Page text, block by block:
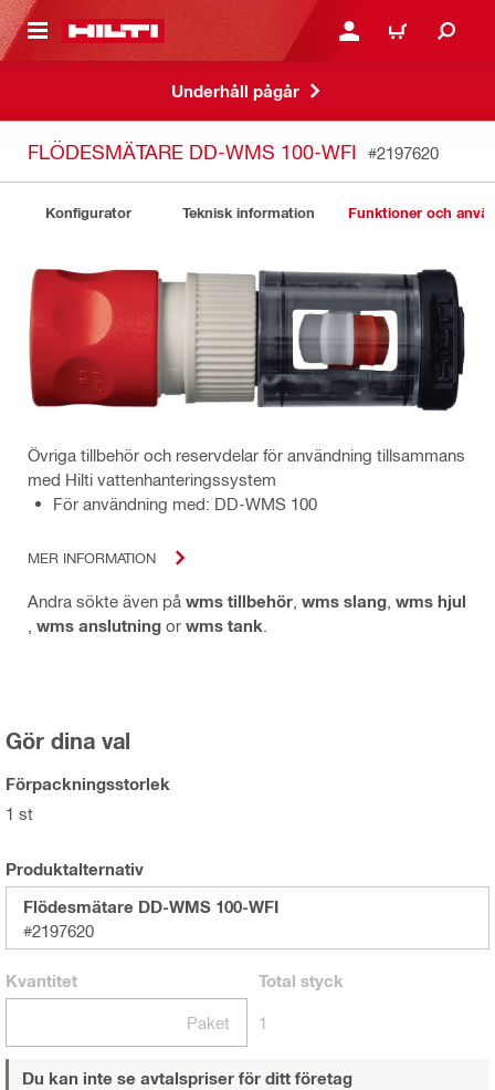
GÅ TILL HUVUDSIDAN LOGGA IN ELLER
VARUKORG
Underhåll pågår
FLÖDESMÄTARE DD-WMS 100-WFI #2197620
Konfigurator Teknisk information Funktioner och
Övriga tillbehör och reservdelar för användning tillsammans
med Hilti vattenhanteringssystem
För användning med: DD-WMS 100
MER INFORMATION
Andra sökte även på wms tillbehör wms slang wms hjul
wms anslutning or wms tank
Gör dina val
Förpackningsstorlek
1 st
Produktalternativ
Flödesmätare DD-WMS 100-WFI
#2197620
Kvantitet
Paket
Total styck
1
Du kan inte se avtalspriser för ditt företag